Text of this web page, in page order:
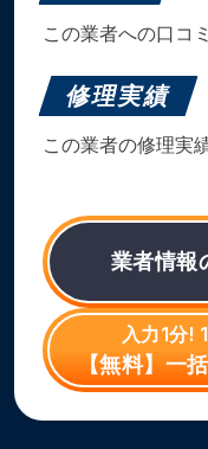
この業者への口コ
修理実績
この業者の修理実
業者情報
入力1分!
【無料】一